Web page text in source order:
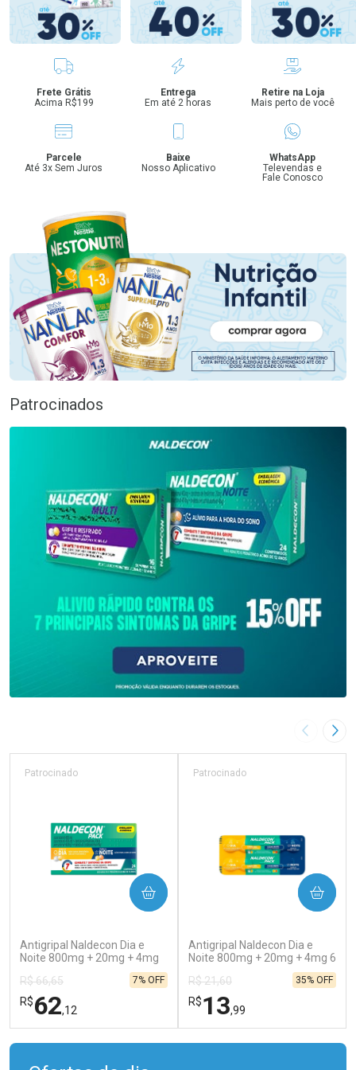
Benefícios
Frete Grátis
Acima R$199
Entrega
Em até 2 horas
Retire na Loja
Mais perto de você
Parcele
Até 3x Sem Juros
Baixe
Nosso Aplicativo
WhatsApp
Televendas e
Fale Conosco
Patrocinados
Imagem
Antigripal Naldecon Dia e
Noite 800mg + 20mg + 4mg
Patrocinado
R$ 66,65
R$62,12
7% OFF
COMPRAR
Antigripal Naldecon Dia e
Noite 800mg + 20mg + 4mg 6
Patrocinado
R$ 21,60
R$13,99
35% OFF
COMPRAR